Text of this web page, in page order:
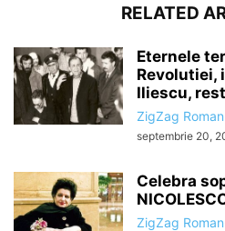
RELATED
Eternele
Revolutiei,
Iliescu,
ZigZag
septembrie 20,
Celebra
ZigZag